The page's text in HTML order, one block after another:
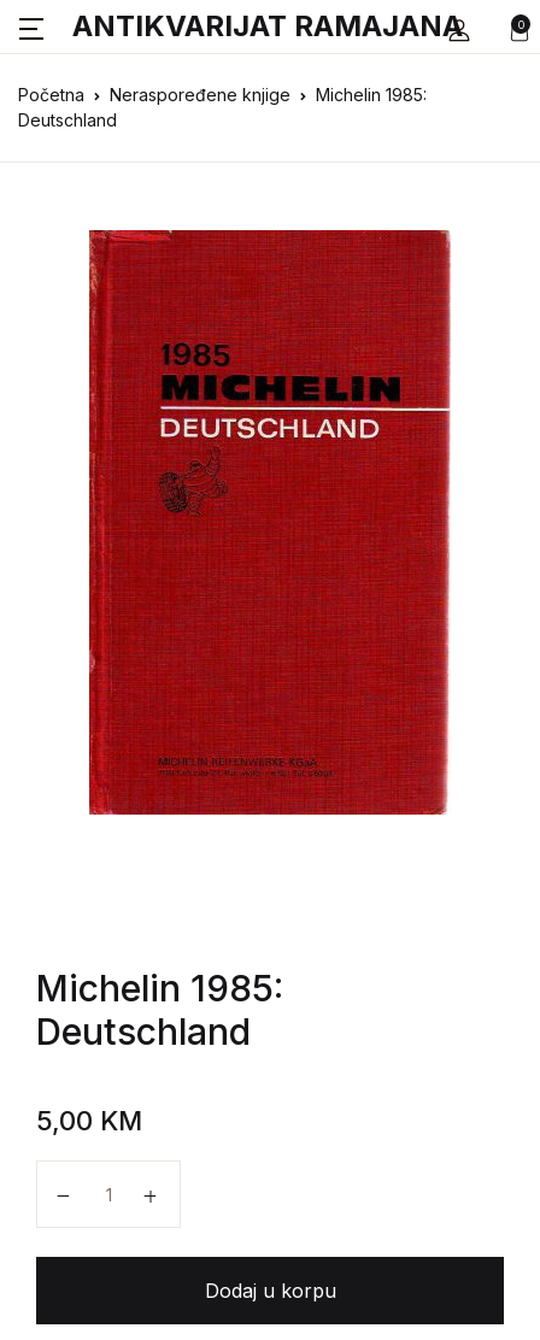
0
ANTIKVARIJAT RAMAJANA
Početna Neraspoređene knjige
Michelin 1985:
Deutschland
Michelin 1985:
Deutschland
5,00 KM
Dodaj u korpu